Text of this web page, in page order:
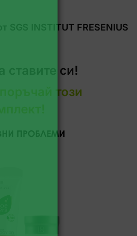
SGS INSTITUT FRESENIUS
ставите си!
този